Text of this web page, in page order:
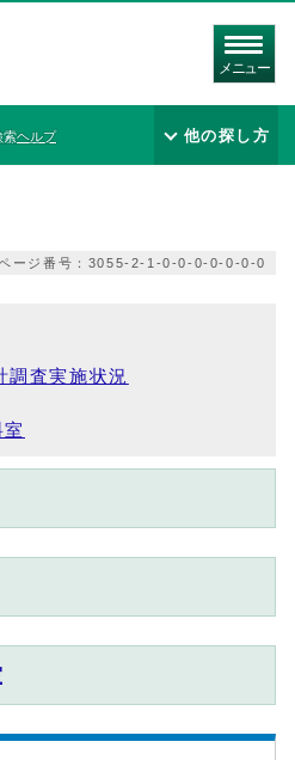
メニュー
索ヘルプ 他の探し方
ージ番号：3055-2-1-0-0-0-0-0-0-0
調査実施状況